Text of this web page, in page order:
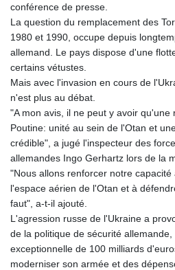
conférence de presse.
La question du remplacement des
1980 et 1990, occupe depuis
allemand. Le pays dispose d'une
certains vétustes.
Mais avec l'invasion en cours de
n'est plus au débat.
"A mon avis, il ne peut y avoir
Poutine: unité au sein de l'Otan et
crédible", a jugé l'inspecteur des
allemandes Ingo Gerhartz lors de la
"Nous allons renforcer notre
l'espace aérien de l'Otan et à
faut", a-t-il ajouté.
L'agression russe de l'Ukraine a
de la politique de sécurité
exceptionnelle de 100 milliards
moderniser son armée et des